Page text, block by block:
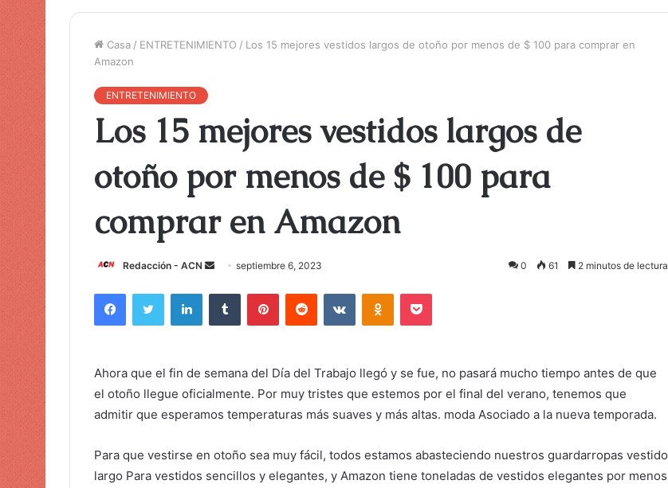
Casa / ENTRETENIMIENTO / Los 15 mejores vestidos largos de otoño por menos de $ 100 para comprar en
Amazon
ENTRETENIMIENTO
Los 15 mejores vestidos largos de
otoño por menos de $ 100 para
comprar en Amazon
Redacción - ACN
i
u
n
c
r
r
septiembre 6, 2023 0 61 2 minutos de lectura
Ahora que el fin de semana del Día del Trabajo llegó y se fue, no pasará mucho tiempo antes de que
el otoño llegue oficialmente. Por muy tristes que estemos por el final del verano, tenemos que
admitir que esperamos temperaturas más suaves y más altas. moda Asociado a la nueva temporada.
Para que vestirse en otoño sea muy fácil, todos estamos abasteciendo nuestros guardarropas vestido
largo Para vestidos sencillos y elegantes, y Amazon tiene toneladas de vestidos elegantes por menos